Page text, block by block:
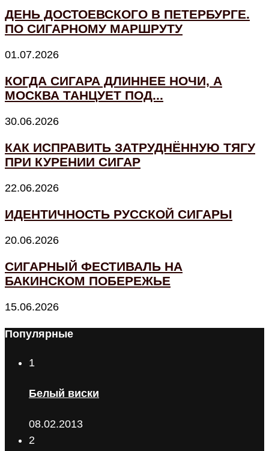
ДЕНЬ ДОСТОЕВСКОГО В ПЕТЕРБУРГЕ.
ПО СИГАРНОМУ МАРШРУТУ
01.07.2026
КОГДА СИГАРА ДЛИННЕЕ НОЧИ, А
МОСКВА ТАНЦУЕТ ПОД...
30.06.2026
КАК ИСПРАВИТЬ ЗАТРУДНЁННУЮ ТЯГУ
ПРИ КУРЕНИИ СИГАР
22.06.2026
ИДЕНТИЧНОСТЬ РУССКОЙ СИГАРЫ
20.06.2026
СИГАРНЫЙ ФЕСТИВАЛЬ НА
БАКИНСКОМ ПОБЕРЕЖЬЕ
15.06.2026
Популярные
1
Белый виски
08.02.2013
2